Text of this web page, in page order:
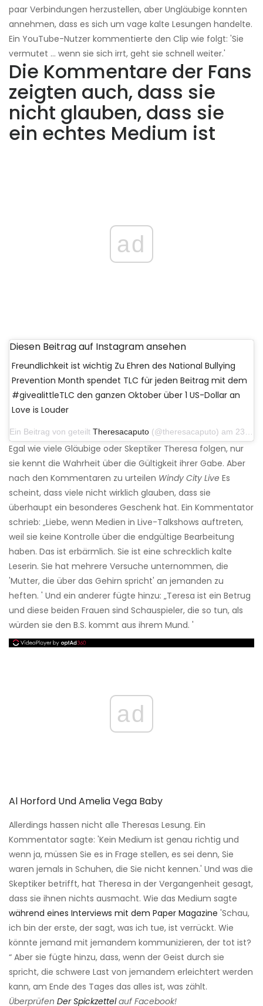
paar Verbindungen herzustellen, aber Ungläubige konnten
annehmen, dass es sich um vage kalte Lesungen handelte.
Ein YouTube-Nutzer kommentierte den Clip wie folgt: 'Sie
vermutet ... wenn sie sich irrt, geht sie schnell weiter.'
Die Kommentare der Fans
zeigten auch, dass sie
nicht glauben, dass sie
ein echtes Medium ist
ad
Diesen Beitrag auf Instagram ansehen
Freundlichkeit ist wichtig Zu Ehren des National Bullying
Prevention Month spendet TLC für jeden Beitrag mit dem
#givealittleTLC den ganzen Oktober über 1 US-Dollar an
Love is Louder
Ein Beitrag von geteilt Theresacaputo (@theresacaputo) am 23. Oktober 2018 um 13:34 Uhr PDT
Egal wie viele Gläubige oder Skeptiker Theresa folgen, nur
sie kennt die Wahrheit über die Gültigkeit ihrer Gabe. Aber
nach den Kommentaren zu urteilen Windy City Live Es
scheint, dass viele nicht wirklich glauben, dass sie
überhaupt ein besonderes Geschenk hat. Ein Kommentator
schrieb: „Liebe, wenn Medien in Live-Talkshows auftreten,
weil sie keine Kontrolle über die endgültige Bearbeitung
haben. Das ist erbärmlich. Sie ist eine schrecklich kalte
Leserin. Sie hat mehrere Versuche unternommen, die
'Mutter, die über das Gehirn spricht' an jemanden zu
heften. ' Und ein anderer fügte hinzu: „Teresa ist ein Betrug
und diese beiden Frauen sind Schauspieler, die so tun, als
würden sie den B.S. kommt aus ihrem Mund. '
ad
Al Horford Und Amelia Vega Baby
Allerdings hassen nicht alle Theresas Lesung. Ein
Kommentator sagte: 'Kein Medium ist genau richtig und
wenn ja, müssen Sie es in Frage stellen, es sei denn, Sie
waren jemals in Schuhen, die Sie nicht kennen.' Und was die
Skeptiker betrifft, hat Theresa in der Vergangenheit gesagt,
dass sie ihnen nichts ausmacht. Wie das Medium sagte
während eines Interviews mit dem Paper Magazine 'Schau,
ich bin der erste, der sagt, was ich tue, ist verrückt. Wie
könnte jemand mit jemandem kommunizieren, der tot ist?
“ Aber sie fügte hinzu, dass, wenn der Geist durch sie
spricht, die schwere Last von jemandem erleichtert werden
kann, am Ende des Tages das alles ist, was zählt.
Überprüfen Der Spickzettelauf Facebook!